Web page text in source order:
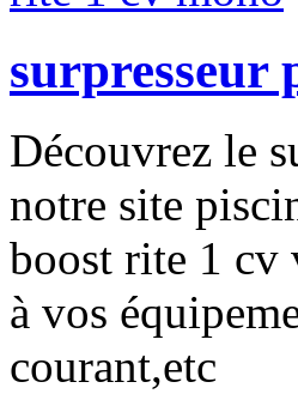
surpresseur
Découvrez le
notre site
boost rite 1 cv
à vos
courant,etc